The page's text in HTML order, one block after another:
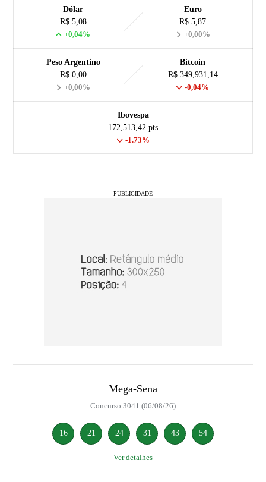
Dólar
R$ 5,08
+0,04%
Euro
R$ 5,87
+0,00%
Peso Argentino
R$ 0,00
+0,00%
Bitcoin
R$ 349,931,14
-0,04%
Ibovespa
172,513,42 pts
-1.73%
PUBLICIDADE
Mega-Sena
Concurso 3041 (06/08/26)
16 21 24 31 43 54
Ver detalhes